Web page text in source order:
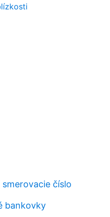
číslo
bankovky